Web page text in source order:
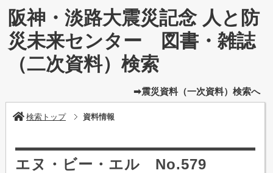
阪神・淡路大震災記念 人と防
災未来センター 図書・雑誌
（二次資料）検索
➡震災資料（一次資料）検索へ
検索トップ 資料情報
エヌ・ビー・エル No.579